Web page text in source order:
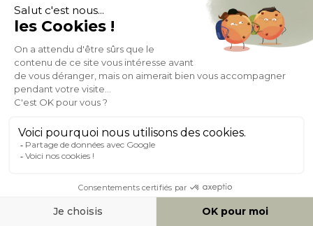
Table basse rectangulaire avec rangements 2 tiroirs finition
bois foncé noyer L120 cm SANAA
En stock 1 sem
(1)
- 14%
378,39 439,99